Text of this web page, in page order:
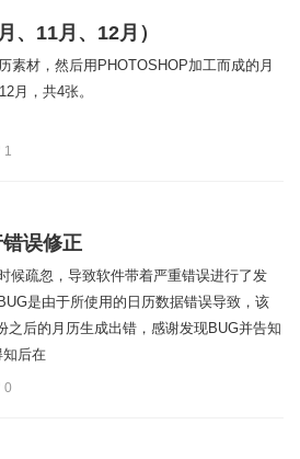
、11月、12月）
素材，然后用PHOTOSHOP加工而成的月
月，共4张。
1
误修正
候疏忽，导致软件带着严重错误进行了发
是由于所使用的日历数据错误导致，该
之后的月历生成出错，感谢发现BUG并告知
后在
0